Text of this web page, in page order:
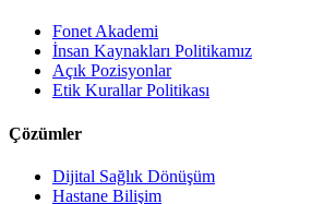
Fonet Akademi
İnsan Kaynakları Politikamız
Açık Pozisyonlar
Etik Kurallar Politikası
Çözümler
Dijital Sağlık Dönüşüm
Hastane Bilişim